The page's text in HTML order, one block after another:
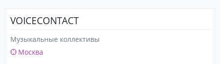
VOICECONTACT
Музыкальные коллективы
Москва